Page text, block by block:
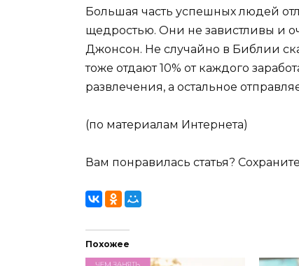
Большая часть успешных людей
щедростью. Они не завистливы и
Джонсон. Не случайно в Библии
тоже отдают 10% от каждого
развлечения, а остальное
(по материалам Интернета)
Вам понравилась статья?
Похожее